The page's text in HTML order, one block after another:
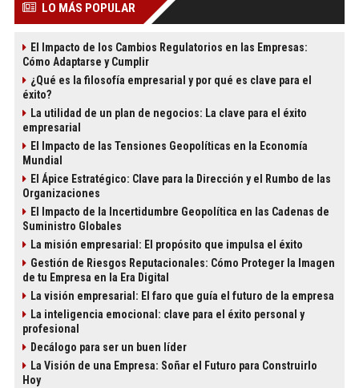
LO MÁS POPULAR
El Impacto de los Cambios Regulatorios en las Empresas:
Cómo Adaptarse y Cumplir
¿Qué es la filosofía empresarial y por qué es clave para el
éxito?
La utilidad de un plan de negocios: La clave para el éxito
empresarial
El Impacto de las Tensiones Geopolíticas en la Economía
Mundial
El Ápice Estratégico: Clave para la Dirección y el Rumbo de las
Organizaciones
El Impacto de la Incertidumbre Geopolítica en las Cadenas de
Suministro Globales
La misión empresarial: El propósito que impulsa el éxito
Gestión de Riesgos Reputacionales: Cómo Proteger la Imagen
de tu Empresa en la Era Digital
La visión empresarial: El faro que guía el futuro de la empresa
La inteligencia emocional: clave para el éxito personal y
profesional
Decálogo para ser un buen líder
La Visión de una Empresa: Soñar el Futuro para Construirlo
Hoy